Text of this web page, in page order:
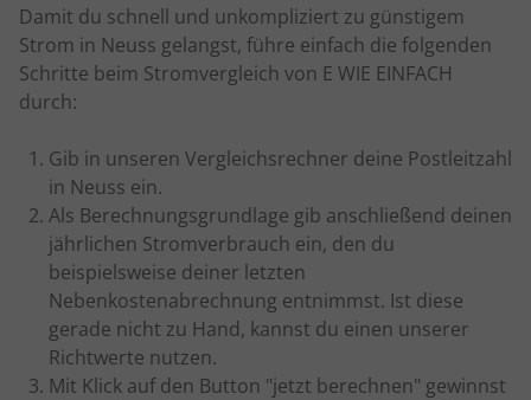
Damit du schnell und unkompliziert zu günstigem
Strom in Neuss gelangst, führe einfach die folgenden
Schritte beim Stromvergleich von E WIE EINFACH
durch:
Gib in unseren Vergleichsrechner deine Postleitzahl
in Neuss ein.
Als Berechnungsgrundlage gib anschließend deinen
jährlichen Stromverbrauch ein, den du
beispielsweise deiner letzten
Nebenkostenabrechnung entnimmst. Ist diese
gerade nicht zu Hand, kannst du einen unserer
Richtwerte nutzen.
Mit Klick auf den Button "jetzt berechnen" gewinnst